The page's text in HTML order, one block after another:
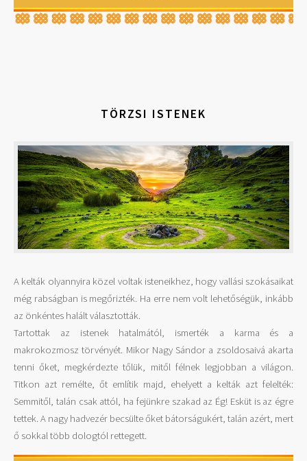
TÖRZSI ISTENEK
A kelták olyannyira közel voltak isteneikhez, hogy vallási szokásaikat
még rabságban is megőrizték. Ha erre nem volt lehetőségük, inkább
az önkéntes halált választották.
Tartottak az istenek hatalmától, ismerték a karma és a
makrokozmosz törvényét. Mikor Nagy Sándor a zsoldosaivá akarta
tenni őket, megkérdezte tőlük, mitől félnek legjobban a világon.
Titkon azt remélte, őt említik majd, ehelyett a kelták azt felelték:
Semmitől, talán csak attól, ha fejünkre szakad az Ég! Esküt is az égre
tettek. A nagy hadvezér becsülte őket bátorságukért, talán azért, mert
ő sokkal több dologtól rettegett.